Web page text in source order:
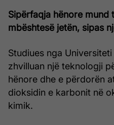
Sipërfaqja hënore mund
mbështesë jetën, sipas
Studiues nga
zhvilluan një teknologji
hënore dhe e përdorën
dioksidin e karbonit në
kimik.